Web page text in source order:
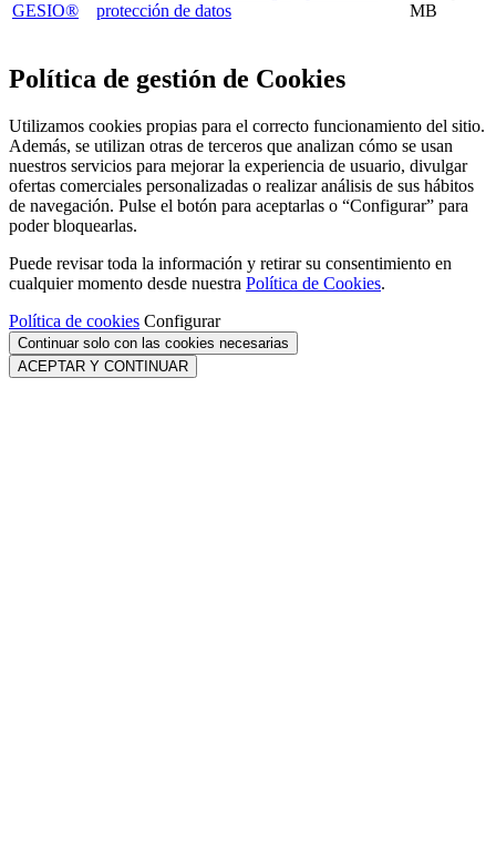
GESIO®
protección de datos
MB
Política de gestión de Cookies
Utilizamos cookies propias para el correcto funcionamiento del sitio.
Además, se utilizan otras de terceros que analizan cómo se usan
nuestros servicios para mejorar la experiencia de usuario, divulgar
ofertas comerciales personalizadas o realizar análisis de sus hábitos
de navegación. Pulse el botón para aceptarlas o “Configurar” para
poder bloquearlas.
Puede revisar toda la información y retirar su consentimiento en
cualquier momento desde nuestra Política de Cookies.
Política de cookies Configurar
Continuar solo con las cookies necesarias
ACEPTAR Y CONTINUAR